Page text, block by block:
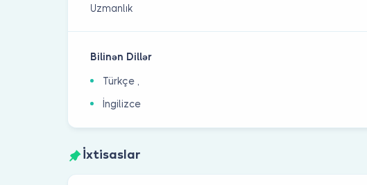
Uzmanlık
Bilinən Dillər
Türkçe ,
İngilizce
İxtisaslar